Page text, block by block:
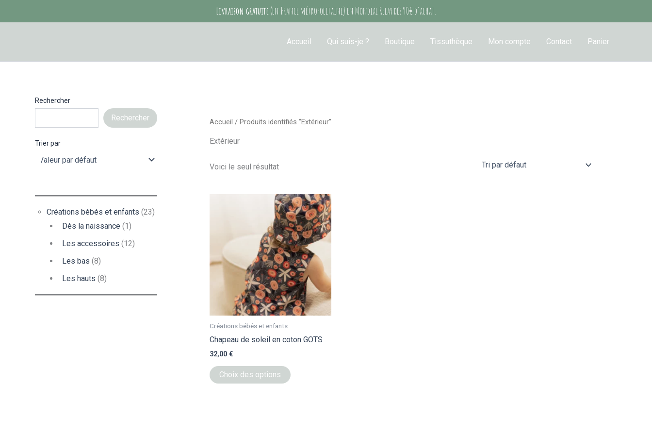
Livraison gratuite (en France métropolitaine) en Mondial Relay dès 90€ d'achat.
Accueil
Qui suis-je ? Boutique Tissuthèque Mon compte Contact Panier
Rechercher
Rechercher
Trier par
Créations bébés et enfants (23)
Dès la naissance (1)
Les accessoires (12)
Les bas (8)
Les hauts (8)
Accueil / Produits identifiés “Extérieur”
Extérieur
Voici le seul résultat
Créations bébés et enfants
Chapeau de soleil en coton GOTS
32,00 €
Choix des options
Ce
produit
a
plusieurs
variations.
Les
options
peuvent
être
choisies
la
produit